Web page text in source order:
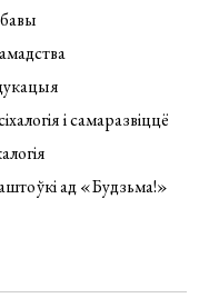
і самаразвіццё
ад «Будзьма!»